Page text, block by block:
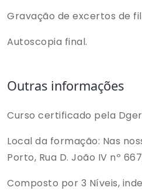
Gravação de excertos de
Autoscopia final.
Outras informações
Curso certificado pela
Local da formação: Nas
Porto, Rua D. João IV nº
Composto por 3 Níveis,